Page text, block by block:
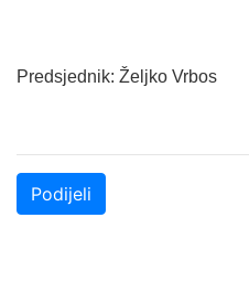
Predsjednik: Željko Vrbos
Podijeli